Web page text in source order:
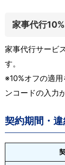
家事代行
家事代行サービ
す。
※10%オフの適
ンコードの入力
契約期間・